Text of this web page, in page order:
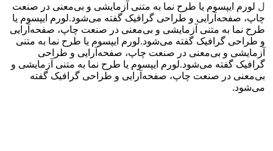
ل لورم ایپسوم یا طرح‌ نما به متنی آزمایشی و بی‌معنی در صنعت
چاپ، صفحه‌آرایی و طراحی گرافیک گفته می‌شود.لورم ایپسوم یا
طرح‌ نما به متنی آزمایشی و بی‌معنی در صنعت چاپ، صفحه‌آرایی
و طراحی گرافیک گفته می‌شود.لورم ایپسوم یا طرح‌ نما به متنی
آزمایشی و بی‌معنی در صنعت چاپ، صفحه‌آرایی و طراحی
گرافیک گفته می‌شود.لورم ایپسوم یا طرح‌ نما به متنی آزمایشی و
بی‌معنی در صنعت چاپ، صفحه‌آرایی و طراحی گرافیک گفته
می‌شود.